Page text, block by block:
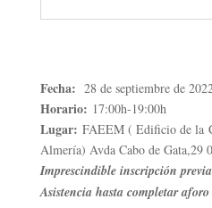
Fecha: 28 de septiembre de
Horario: 17:00h-19:00h
Lugar: FAEEM ( Edificio de la
Almería) Avda Cabo de Gata,29
Imprescindible inscripción
Asistencia hasta completar aforo